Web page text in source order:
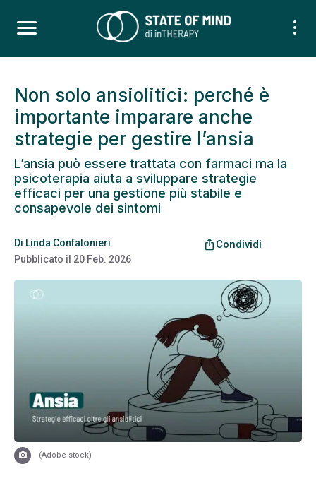
Non solo ansiolitici: perché è
importante imparare anche
strategie per gestire l’ansia
L’ansia può essere trattata con farmaci ma la
psicoterapia aiuta a sviluppare strategie
efficaci per una gestione più stabile e
consapevole dei sintomi
Di Linda Confalonieri
Pubblicato il 20 Feb. 2026
ios_share Condividi
(Adobe stock)